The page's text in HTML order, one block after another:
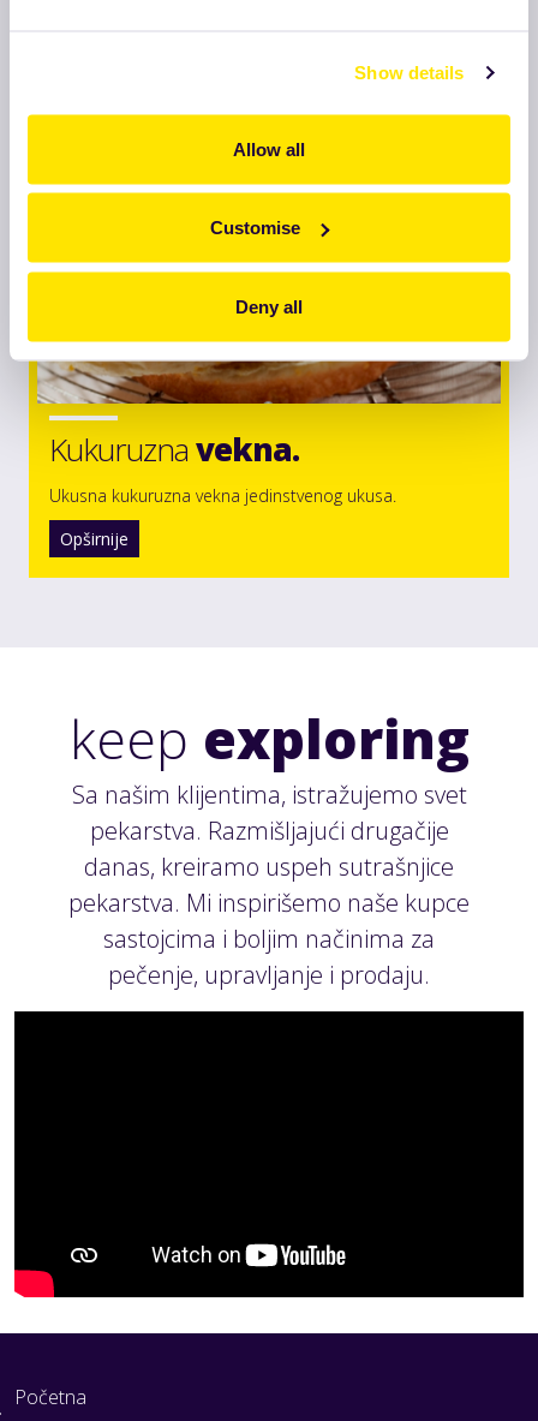
Show details
Allow all
Customise
Deny all
Kukuruznavekna.
Ukusna kukuruzna vekna jedinstvenog ukusa.
Opširnije
keep exploring
Sa našim klijentima, istražujemo svet
pekarstva. Razmišljajući drugačije
danas, kreiramo uspeh sutrašnjice
pekarstva. Mi inspirišemo naše kupce
sastojcima i boljim načinima za
pečenje, upravljanje i prodaju.
Početna